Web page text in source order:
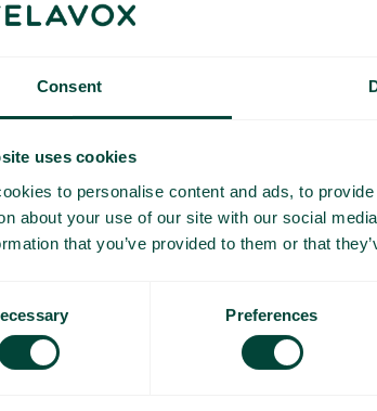
Consent
uses cookies
to personalise content and ads, to
about your use of our site with our social
that you’ve provided to them or that
Preferences
ha bedre oversikt over dine daglige kostnader